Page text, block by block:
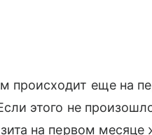
еще на
этого не
на первом месяце